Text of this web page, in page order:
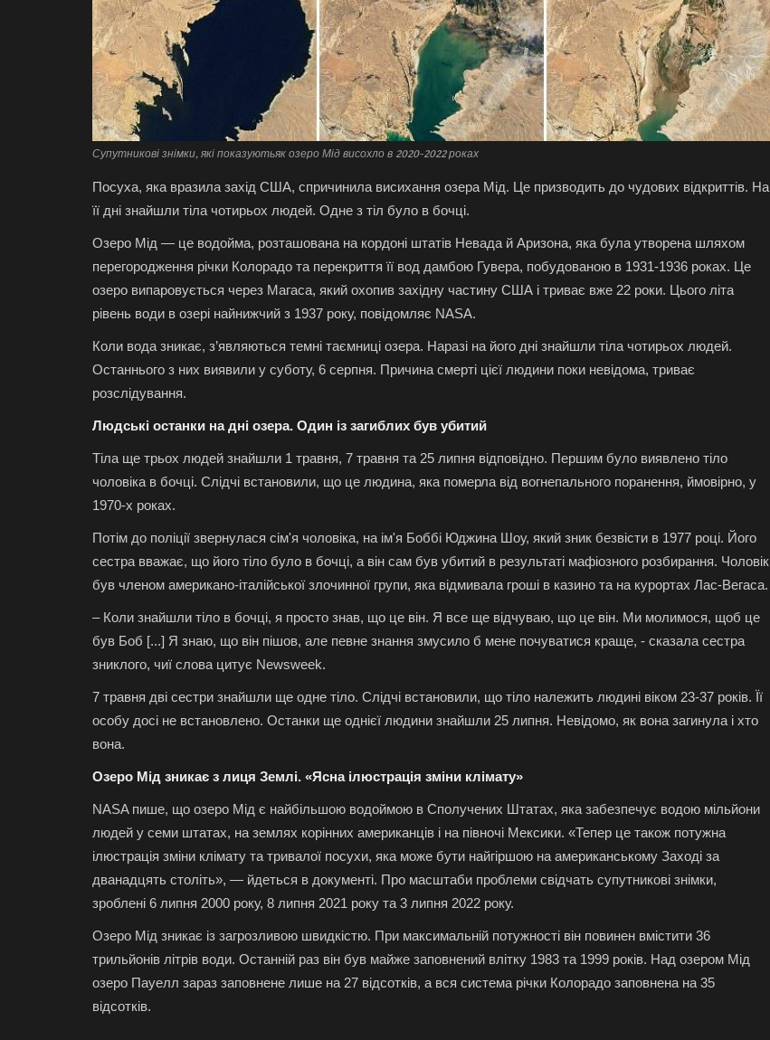
Супутникові знімки, які показуютьяк озеро Мід висохло в 2020-2022 роках
Посуха, яка вразила захід США, спричинила висихання озера Мід. Це призводить до чудових відкриттів. На
її дні знайшли тіла чотирьох людей. Одне з тіл було в бочці.
Озеро Мід — це водойма, розташована на кордоні штатів Невада й Аризона, яка була утворена шляхом
перегородження річки Колорадо та перекриття її вод дамбою Гувера, побудованою в 1931-1936 роках. Це
озеро випаровується через Магаса, який охопив західну частину США і триває вже 22 роки. Цього літа
рівень води в озері найнижчий з 1937 року, повідомляє NASA.
Коли вода зникає, з’являються темні таємниці озера. Наразі на його дні знайшли тіла чотирьох людей.
Останнього з них виявили у суботу, 6 серпня. Причина смерті цієї людини поки невідома, триває
розслідування.
Людські останки на дні озера. Один із загиблих був убитий
Тіла ще трьох людей знайшли 1 травня, 7 травня та 25 липня відповідно. Першим було виявлено тіло
чоловіка в бочці. Слідчі встановили, що це людина, яка померла від вогнепального поранення, ймовірно, у
1970-х роках.
Потім до поліції звернулася сім'я чоловіка, на ім'я Боббі Юджина Шоу, який зник безвісти в 1977 році. Його
сестра вважає, що його тіло було в бочці, а він сам був убитий в результаті мафіозного розбирання. Чоловік
був членом американо-італійської злочинної групи, яка відмивала гроші в казино та на курортах Лас-Вегаса.
– Коли знайшли тіло в бочці, я просто знав, що це він. Я все ще відчуваю, що це він. Ми молимося, щоб це
був Боб [...] Я знаю, що він пішов, але певне знання змусило б мене почуватися краще, - сказала сестра
зниклого, чиї слова цитує Newsweek.
7 травня дві сестри знайшли ще одне тіло. Слідчі встановили, що тіло належить людині віком 23-37 років. Її
особу досі не встановлено. Останки ще однієї людини знайшли 25 липня. Невідомо, як вона загинула і хто
вона.
Озеро Мід зникає з лиця Землі. «Ясна ілюстрація зміни клімату»
NASA пише, що озеро Мід є найбільшою водоймою в Сполучених Штатах, яка забезпечує водою мільйони
людей у семи штатах, на землях корінних американців і на півночі Мексики. «Тепер це також потужна
ілюстрація зміни клімату та тривалої посухи, яка може бути найгіршою на американському Заході за
дванадцять століть», — йдеться в документі. Про масштаби проблеми свідчать супутникові знімки,
зроблені 6 липня 2000 року, 8 липня 2021 року та 3 липня 2022 року.
Озеро Мід зникає із загрозливою швидкістю. При максимальній потужності він повинен вмістити 36
трильйонів літрів води. Останній раз він був майже заповнений влітку 1983 та 1999 років. Над озером Мід
озеро Пауелл зараз заповнене лише на 27 відсотків, а вся система річки Колорадо заповнена на 35
відсотків.